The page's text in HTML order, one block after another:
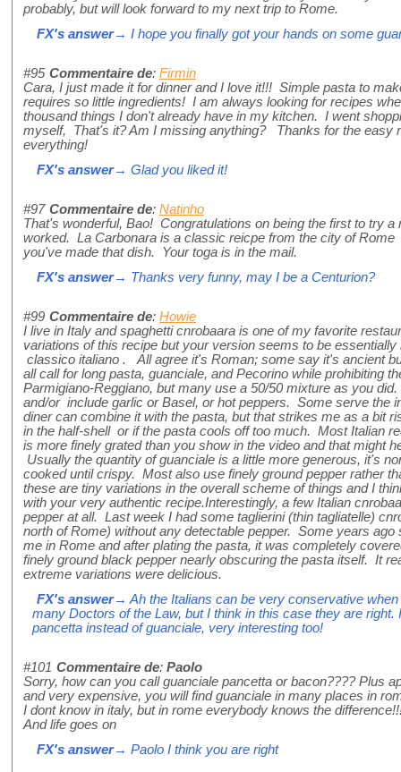
probably, but will look forward to my next trip to Rome.
FX's answer→ I hope you finally got your hands on some
#95 Commentaire de: Firmin
Cara, I just made it for dinner and I love it!!! Simple pasta to
requires so little ingredients! I am always looking for recipes
thousand things I don't already have in my kitchen. I went
myself, That's it? Am I missing anything? Thanks for the easy
everything!
FX's answer→ Glad you liked it!
#97 Commentaire de: Natinho
That's wonderful, Bao! Congratulations on being the first to try a
worked. La Carbonara is a classic reicpe from the city of
you've made that dish. Your toga is in the mail.
FX's answer→ Thanks very funny, may I be a Centurion?
#99 Commentaire de: Howie
I live in Italy and spaghetti cnrobaara is one of my favorite
variations of this recipe but your version seems to be
classico italiano . All agree it's Roman; some say it's ancient
all call for long pasta, guanciale, and Pecorino while prohibiting
Parmigiano-Reggiano, but many use a 50/50 mixture as you
and/or include garlic or Basel, or hot peppers. Some serve the
diner can combine it with the pasta, but that strikes me as a bit
in the half-shell or if the pasta cools off too much. Most Italian
is more finely grated than you show in the video and that might
Usually the quantity of guanciale is a little more generous, it's
cooked until crispy. Most also use finely ground pepper rather
these are tiny variations in the overall scheme of things and I
with your very authentic recipe.Interestingly, a few Italian
pepper at all. Last week I had some taglierini (thin tagliatelle)
north of Rome) without any detectable pepper. Some years
me in Rome and after plating the pasta, it was completely
finely ground black pepper nearly obscuring the pasta itself. It
extreme variations were delicious.
FX's answer→ Ah the Italians can be very conservative
many Doctors of the Law, but I think in this case they are
pancetta instead of guanciale, very interesting too!
#101 Commentaire de: Paolo
Sorry, how can you call guanciale pancetta or bacon???? Plus
and very expensive, you will find guanciale in many places in
I dont know in italy, but in rome everybody knows the
And life goes on
FX's answer→ Paolo I think you are right